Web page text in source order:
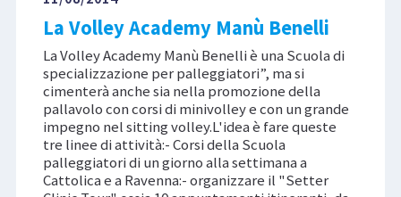
La Volley Academy Manù Benelli
La Volley Academy Manù Benelli è una Scuola di
specializzazione per palleggiatori”, ma si
cimenterà anche sia nella promozione della
pallavolo con corsi di minivolley e con un grande
impegno nel sitting volley.L'idea è fare queste
tre linee di attività:- Corsi della Scuola
palleggiatori di un giorno alla settimana a
Cattolica e a Ravenna:- organizzare il "Setter